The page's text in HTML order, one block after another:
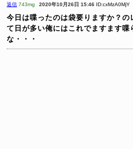
返信 743mg 2020年10月26日 15:46 ID:cxMzA0MjY
今日は喋ったのは袋要りますか？の
て日が多い俺にはこれでますます喋
な・・・